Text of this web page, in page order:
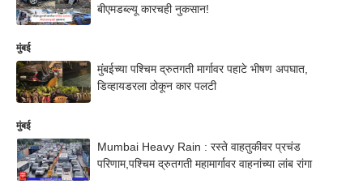
बीएमडब्ल्यू कारचही नुकसान!
मुंबई
मुंबईच्या पश्चिम द्रुतगती मार्गावर पहाटे भीषण अपघात,
डिव्हायडरला ठोकून कार पलटी
मुंबई
Mumbai Heavy Rain : रस्ते वाहतुकीवर प्रचंड
परिणाम,पश्चिम द्रुतगती महामार्गावर वाहनांच्या लांब रांगा